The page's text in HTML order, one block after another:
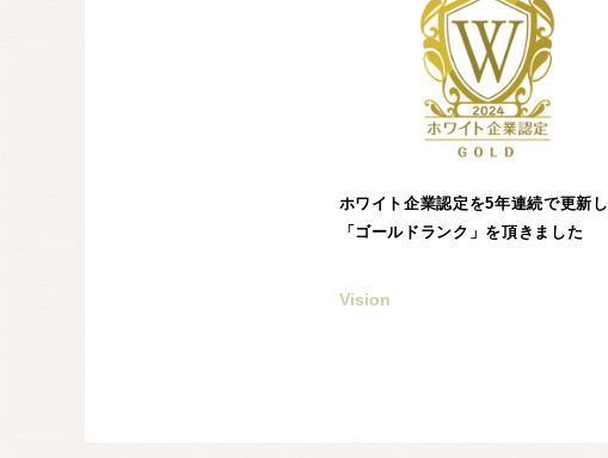
ホワイト企業認定を5年連続で更新し
「ゴールドランク」を頂きました
Vision